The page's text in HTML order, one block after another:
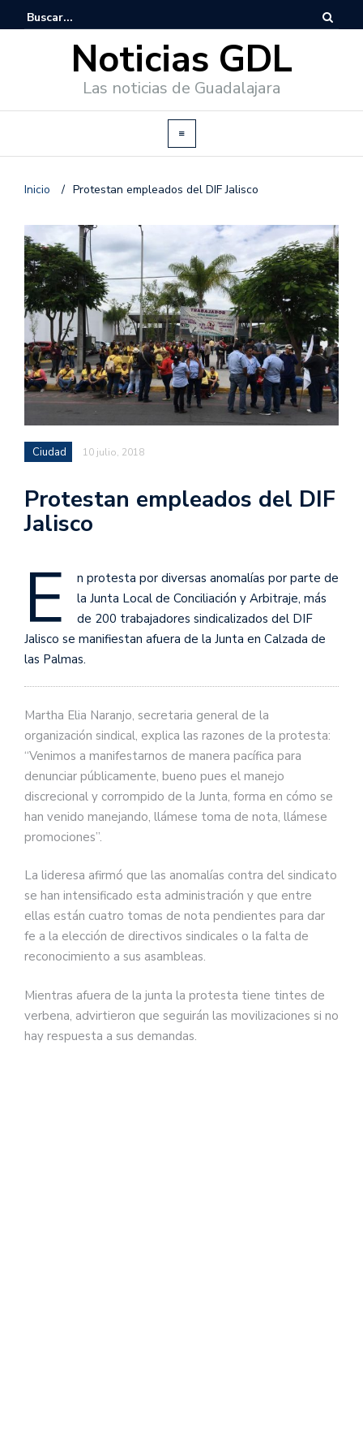
Noticias GDL
Las noticias de Guadalajara
Inicio / Protestan empleados del DIF Jalisco
Ciudad 10 julio, 2018
Protestan empleados del DIF
Jalisco
E
n protesta por diversas anomalías por parte de
la Junta Local de Conciliación y Arbitraje, más
de 200 trabajadores sindicalizados del DIF
Jalisco se manifiestan afuera de la Junta en Calzada de
las Palmas.
Martha Elia Naranjo, secretaria general de la
organización sindical, explica las razones de la protesta:
“Venimos a manifestarnos de manera pacífica para
denunciar públicamente, bueno pues el manejo
discrecional y corrompido de la Junta, forma en cómo se
han venido manejando, llámese toma de nota, llámese
promociones”.
La lideresa afirmó que las anomalías contra del sindicato
se han intensificado esta administración y que entre
ellas están cuatro tomas de nota pendientes para dar
fe a la elección de directivos sindicales o la falta de
reconocimiento a sus asambleas.
Mientras afuera de la junta la protesta tiene tintes de
verbena, advirtieron que seguirán las movilizaciones si no
hay respuesta a sus demandas.